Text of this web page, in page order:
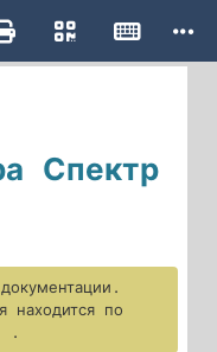
Спектр
находится по
.